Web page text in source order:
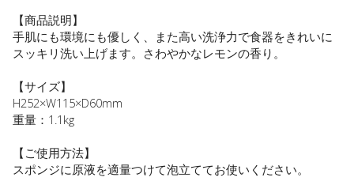
【商品説明】
手肌にも環境にも優しく、また高い洗浄力で食器をきれいに
スッキリ洗い上げます。さわやかなレモンの香り。
【サイズ】
H252×W115×D60mm
重量：1.1kg
【ご使用方法】
スポンジに原液を適量つけて泡立ててお使いください。